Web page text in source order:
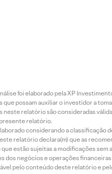
foi elaborado pela XP
possam auxiliar o investidor a
relatório são consideradas
relatório.
considerando a classificação
relatório declara(m) que as
estão sujeitas a modificações
dos negócios e operações
pelo conteúdo deste relatório e